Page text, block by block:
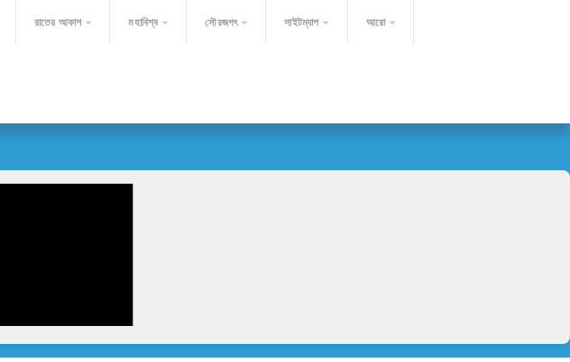
রাতের আকাশ মহাবিশ্ব সৌরজগৎ সাইটম্যাপ আরো